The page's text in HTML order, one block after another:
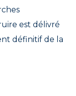
est délivré
définitif de la